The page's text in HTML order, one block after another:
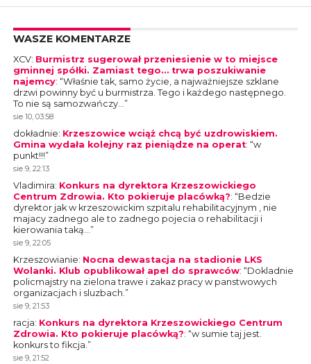
WASZE KOMENTARZE
XCV: Burmistrz sugerował przeniesienie w to miejsce
gminnej spółki. Zamiast tego… trwa poszukiwanie
najemcy: “Właśnie tak, samo życie, a najważniejsze szklane
drzwi powinny być u burmistrza. Tego i każdego następnego.
To nie są samozwańczy…”
sie 10, 03:58
dokładnie: Krzeszowice wciąż chcą być uzdrowiskiem.
Gmina wydała kolejny raz pieniądze na operat: “w
punkt!!!”
sie 9, 22:13
Vladimira: Konkurs na dyrektora Krzeszowickiego
Centrum Zdrowia. Kto pokieruje placówką?: “Bedzie
dyrektor jak w krzeszowickim szpitalu rehabilitacyjnym , nie
majacy zadnego ale to zadnego pojecia o rehabilitacji i
kierowania taką…”
sie 9, 22:05
Krzeszowianie: Nocna dewastacja na stadionie LKS
Wolanki. Klub opublikował apel do sprawców: “Dokladnie
policmajstry na zielona trawe i zakaz pracy w panstwowych
organizacjach i sluzbach.”
sie 9, 21:53
racja: Konkurs na dyrektora Krzeszowickiego Centrum
Zdrowia. Kto pokieruje placówką?: “w sumie taj jest.
konkurs to fikcja.”
sie 9, 21:52